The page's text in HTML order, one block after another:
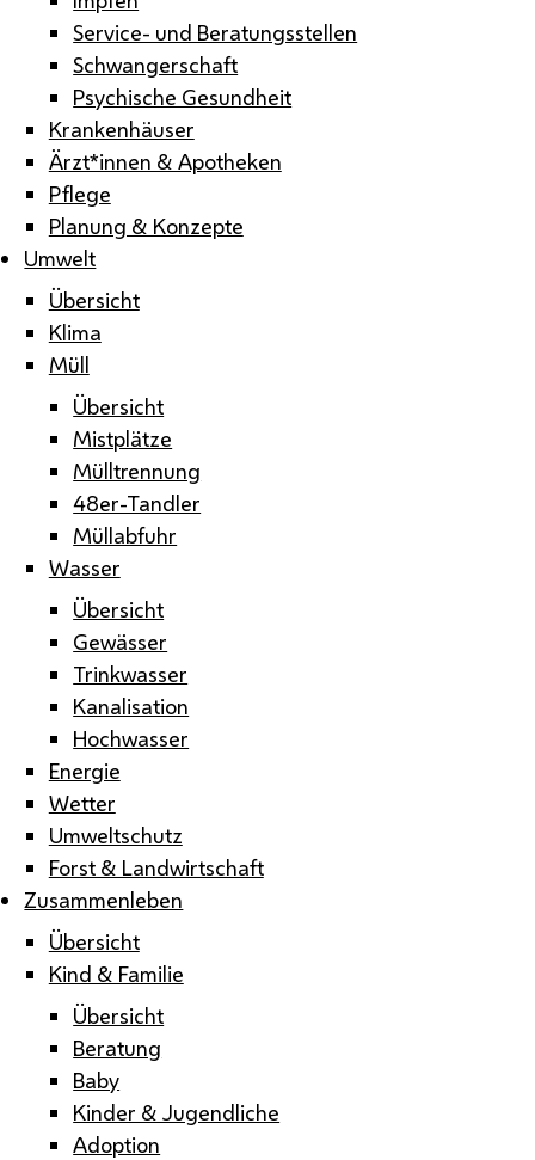
Service- und Beratungsstellen
Schwangerschaft
Psychische Gesundheit
Krankenhäuser
Ärzt*innen & Apotheken
Pflege
Planung & Konzepte
Umwelt
Übersicht
Klima
Müll
Übersicht
Mistplätze
Mülltrennung
48er-Tandler
Müllabfuhr
Wasser
Übersicht
Gewässer
Trinkwasser
Kanalisation
Hochwasser
Energie
Wetter
Umweltschutz
Forst & Landwirtschaft
Zusammenleben
Übersicht
Kind & Familie
Übersicht
Beratung
Baby
Kinder & Jugendliche
Adoption